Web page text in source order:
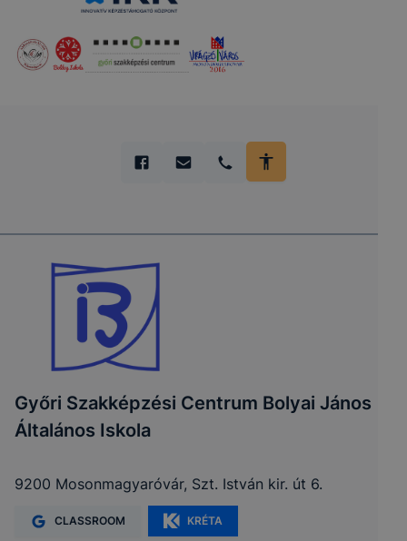
Győri Szakképzési Centrum Bolyai János
Általános Iskola
9200 Mosonmagyaróvár, Szt. István kir. út 6.
CLASSROOM KRÉTA